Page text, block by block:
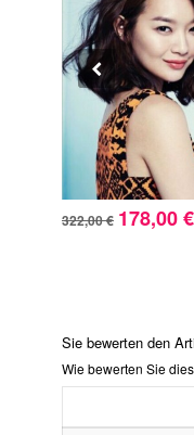
322,00 € 178,00 €
Sie bewerten den
Wie bewerten Sie